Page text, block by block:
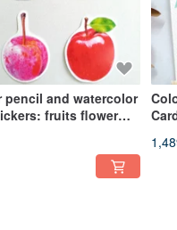
pencil and watercolor
fruits flower
cake crystal